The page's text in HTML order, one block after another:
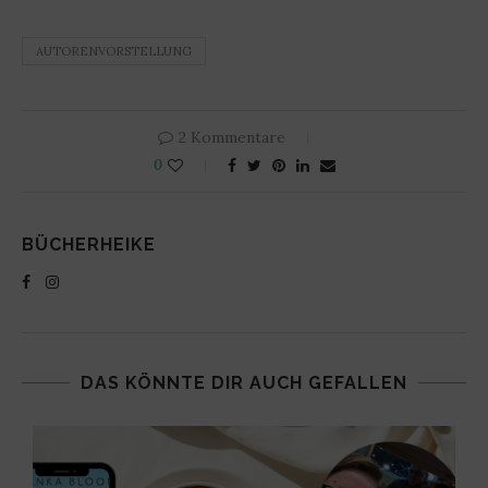
AUTORENVORSTELLUNG
2 Kommentare
0
BÜCHERHEIKE
DAS KÖNNTE DIR AUCH GEFALLEN